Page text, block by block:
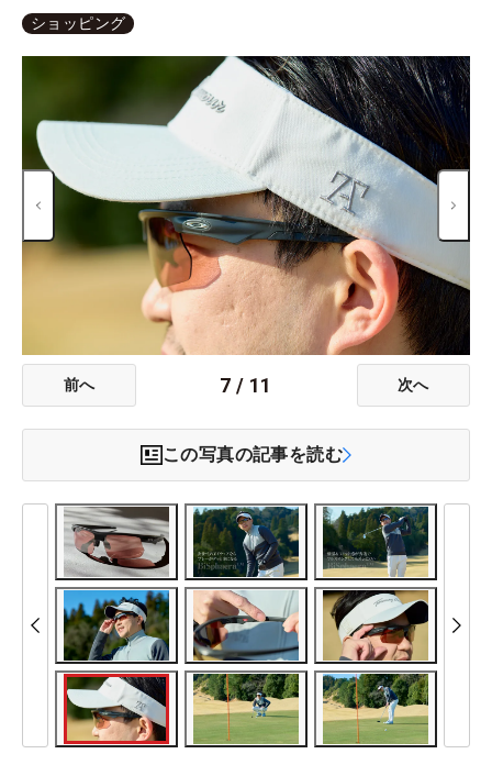
ショッピング
前へ 7 / 11 次へ
この写真の記事を読む